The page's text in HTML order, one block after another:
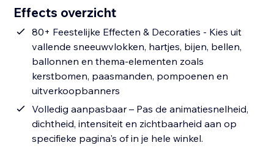
Effects overzicht
80+ Feestelijke Effecten & Decoraties - Kies uit
vallende sneeuwvlokken, hartjes, bijen, bellen,
ballonnen en thema-elementen zoals
kerstbomen, paasmanden, pompoenen en
uitverkoopbanners
Volledig aanpasbaar – Pas de animatiesnelheid,
dichtheid, intensiteit en zichtbaarheid aan op
specifieke pagina's of in je hele winkel.